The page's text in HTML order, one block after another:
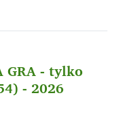
GRA - tylko
- 2026